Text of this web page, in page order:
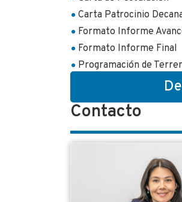
Carta Patrocinio
Formato Informe
Formato Informe Final
Programación de
Contacto